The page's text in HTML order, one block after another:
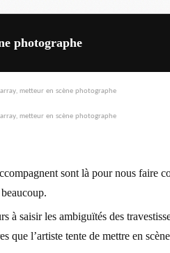
photographe
sont là pour nous faire
à saisir les ambiguïtés des
que l’artiste tente de mettre en